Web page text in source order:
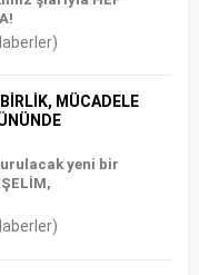
MÜCADELE
yeni bir